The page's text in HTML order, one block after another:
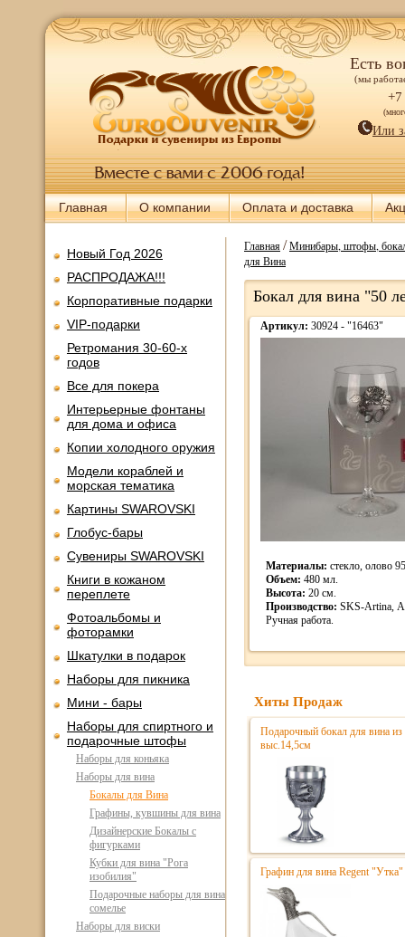
Есть
(мы
+7
Или
Главная О компании Оплата и доставка
Новый Год 2026
РАСПРОДАЖА!!!
Корпоративные подарки
VIP-подарки
Ретромания 30-60-х
годов
Все для покера
Интерьерные фонтаны
для дома и офиса
Копии холодного оружия
Модели кораблей и
морская тематика
Картины SWAROVSKI
Глобус-бары
Сувениры SWAROVSKI
Книги в кожаном
переплете
Фотоальбомы и
фоторамки
Шкатулки в подарок
Наборы для пикника
Мини - бары
Наборы для спиртного и
подарочные штофы
Наборы для коньяка
Наборы для вина
Бокалы для Вина
Графины, кувшины для вина
Дизайнерские Бокалы с
фигурками
Кубки для вина "Рога
изобилия"
Подарочные наборы для вина
сомелье
Наборы для виски
Главная/Минибары, штофы,
для Вина
Бокал для вина "50
Артикул: 30924 - "16463"
Материалы: стекло, олово
Объем: 480 мл.
Высота: 20 см.
Производство: SKS-Artina,
Ручная работа.
Хиты Продаж
Подарочный бокал для вина
выс.14,5см
Графин для вина Regent